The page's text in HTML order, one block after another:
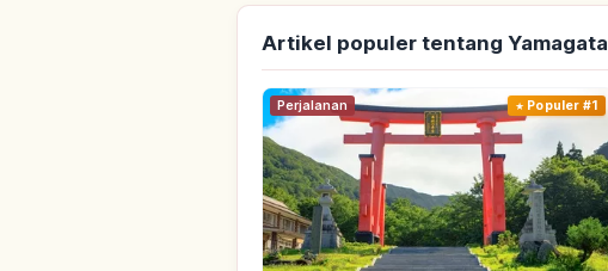
Artikel populer tentang Yamagata
Perjalanan Populer #1